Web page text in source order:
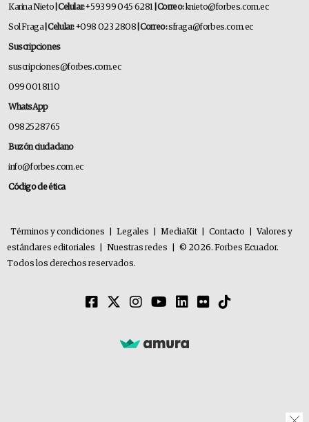
Karina Nieto | Celular:+593 99 045 6281 | Correo: knieto@forbes.com.ec
Sol Fraga | Celular:+098 023 2808 | Correo:sfraga@forbes.com.ec
Suscripciones
suscripciones@forbes.com.ec
099 001 8110
WhatsApp
0982528765
Buzón ciudadano
info@forbes.com.ec
Código de ética
Términos y condiciones Legales MediaKit Contacto
Valores y
estándares editoriales
Nuestras redes
© 2026. Forbes Ecuador.
Todos los derechos reservados.